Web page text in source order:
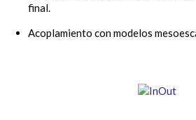
final.
Acoplamiento con modelos